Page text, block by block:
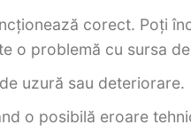
corect. Poți
o problemă cu sursa
uzură sau deteriorare.
o posibilă eroare